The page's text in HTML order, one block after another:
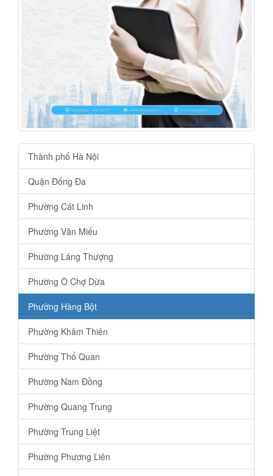
Thành phố Hà Nội
Quận Đống Đa
Phường Cát Linh
Phường Văn Miếu
Phường Láng Thượng
Phường Ô Chợ Dừa
Phường Hàng Bột
Phường Khâm Thiên
Phường Thổ Quan
Phường Nam Đồng
Phường Quang Trung
Phường Trung Liệt
Phường Phương Liên